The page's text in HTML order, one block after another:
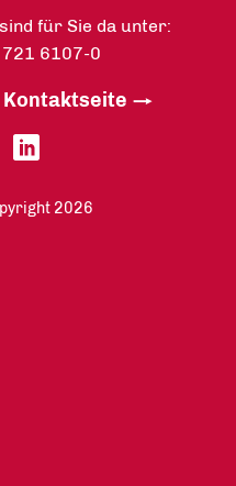
für Sie da unter:
6107-0
2026